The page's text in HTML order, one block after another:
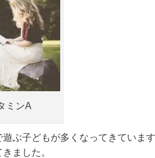
ミンA
ぶ子どもが多くなってきていま
ました。